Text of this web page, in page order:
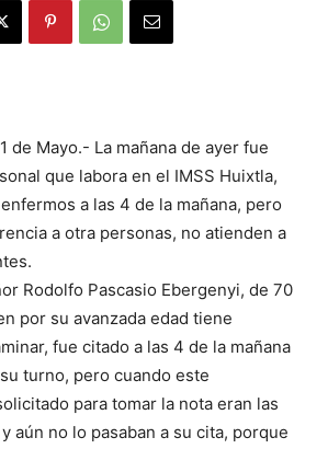
de Mayo.- La mañana de ayer fue
que labora en el IMSS Huixtla,
a las 4 de la mañana, pero
a otra personas, no atienden a
Rodolfo Pascasio Ebergenyi, de 70
por su avanzada edad tiene
fue citado a las 4 de la mañana
turno, pero cuando este
para tomar la nota eran las
aún no lo pasaban a su cita, porque